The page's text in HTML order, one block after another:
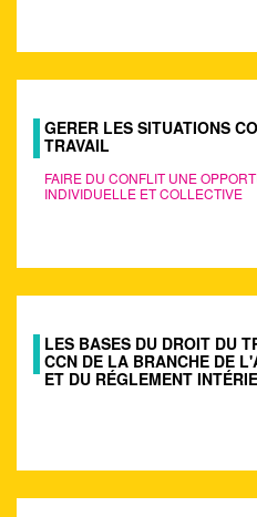
GERER LES SITUATIONS
TRAVAIL
FAIRE DU CONFLIT UNE
INDIVIDUELLE ET COLLECTIVE
LES BASES DU DROIT DU
CCN DE LA BRANCHE DE
ET DU RÉGLEMENT